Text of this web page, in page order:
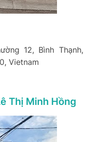
12, Bình Thạnh,
Vietnam
Thị Minh Hồng